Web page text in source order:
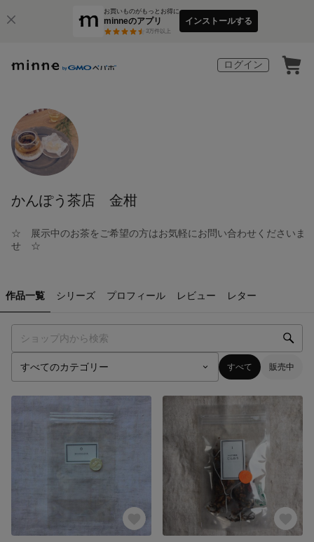
お買いものがもっとお得に
minneのアプリ
3万件以上
インストールする
ログイン
かんぽう茶店 金柑
☆ 展示中のお茶をご希望の方はお気軽にお問い合わせくださいま
せ ☆
作品一覧 シリーズ プロフィール レビュー レター
すべて 販売中